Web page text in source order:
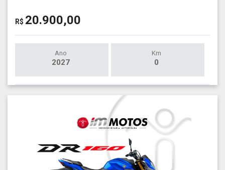
R$ 20.900,00
Ano
2027
Km
0